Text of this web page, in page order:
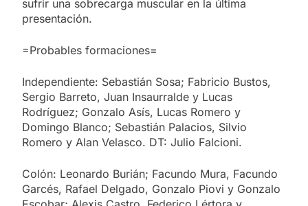
sufrir una sobrecarga muscular en la última
presentación.
=Probables formaciones=
Independiente: Sebastián Sosa; Fabricio Bustos,
Sergio Barreto, Juan Insaurralde y Lucas
Rodríguez; Gonzalo Asís, Lucas Romero y
Domingo Blanco; Sebastián Palacios, Silvio
Romero y Alan Velasco. DT: Julio Falcioni.
Colón: Leonardo Burián; Facundo Mura, Facundo
Garcés, Rafael Delgado, Gonzalo Piovi y Gonzalo